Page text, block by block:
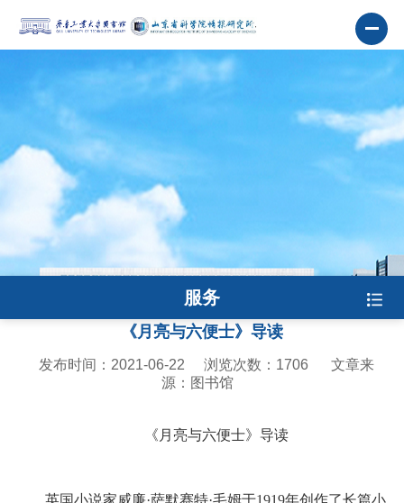
服务
《月亮与六便士》导读
发布时间：2021-06-22 浏览次数： 1706
文章来
源：图书馆
《月亮与六便士》导读
英国小说家威廉·萨默赛特·毛姆于1919年创作了长篇小